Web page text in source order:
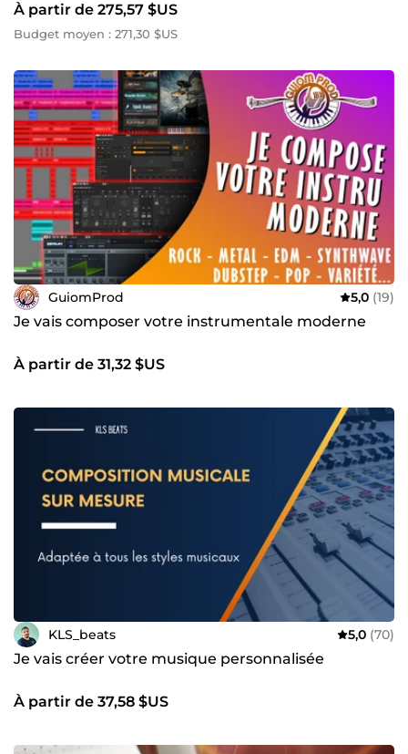
À partir de 275,57 $US
Budget moyen : 271,30 $US
GuiomProd 5,0 (19)
Je vais composer votre instrumentale moderne
À partir de 31,32 $US
KLS_beats 5,0 (70)
Je vais créer votre musique personnalisée
À partir de 37,58 $US